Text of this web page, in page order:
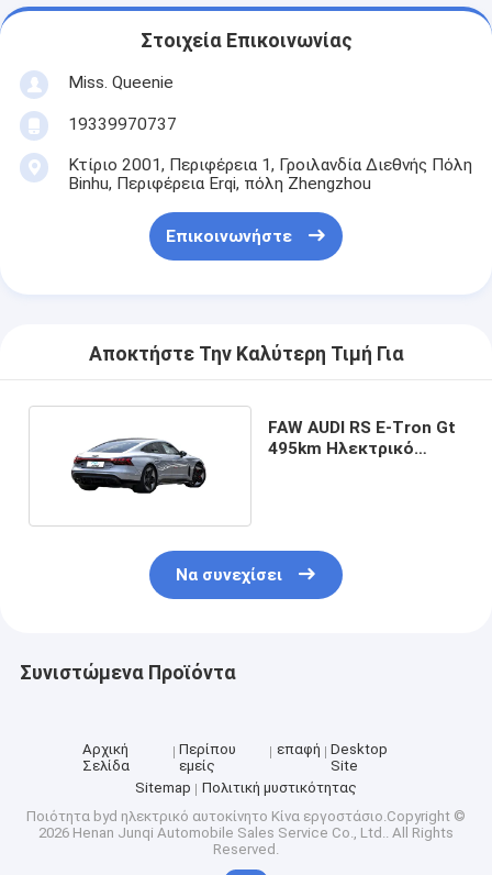
Στοιχεία Επικοινωνίας
Miss. Queenie
19339970737
Κτίριο 2001, Περιφέρεια 1, Γροιλανδία Διεθνής Πόλη
Binhu, Περιφέρεια Erqi, πόλη Zhengzhou
Επικοινωνήστε
Αποκτήστε Την Καλύτερη Τιμή Για
FAW AUDI RS E-Tron Gt
495km Ηλεκτρικό
Να συνεχίσει
Συνιστώμενα Προϊόντα
Αρχική
Σελίδα
Περίπου
εμείς
επαφή
Desktop
Site
Sitemap
Πολιτική μυστικότητας
Ποιότητα byd ηλεκτρικό αυτοκίνητο Κίνα εργοστάσιο.Copyright ©
2026 Henan Junqi Automobile Sales Service Co., Ltd.. All Rights
Reserved.